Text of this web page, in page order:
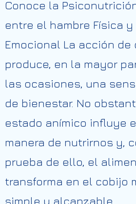
Conoce la
entre el hambre Física y
Emocional La acción de
produce, en la mayor
las ocasiones, una
de bienestar. No
estado anímico influye
manera de nutrirnos y,
prueba de ello, el
transforma en el cobijo
simple y alcanzable.